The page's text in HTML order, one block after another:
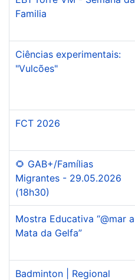
Familia
Ciências experimentais:
"Vulcões"
FCT 2026
🌻 GAB+/Famílias
Migrantes - 29.05.2026
(18h30)
Mostra Educativa “@mar a
Mata da Gelfa”
Badminton | Regional